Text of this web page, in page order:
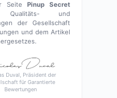
SeitePinup Secret
und
der Gesellschaft
und dem Artikel
Duval, Präsident der
für Garantierte
Bewertungen